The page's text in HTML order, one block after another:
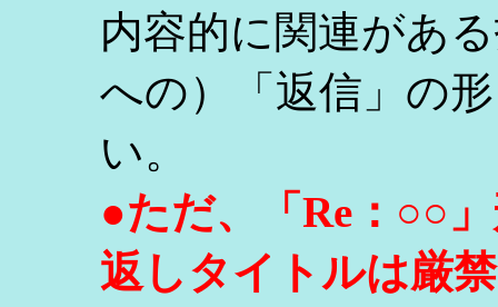
内容的に関連があ
への）「返信」の
い。
●ただ、「Re：○○
返しタイトルは厳